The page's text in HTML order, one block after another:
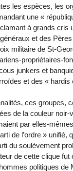
les espèces, les
une «
à grands cris
et des Pères
militaire de St-
propriétaires-
junkers et
et des « hardis
ces groupes,
de la couleur noir-
par elles-
de l’ordre » unifié,
du soulèvement
de cette clique fut
politiques de